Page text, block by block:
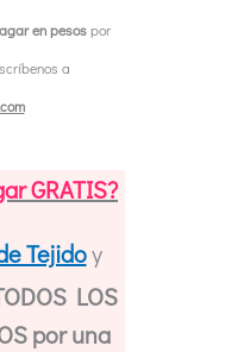
en pesospor
a
GRATIS?
Tejidoy
LOS
por una